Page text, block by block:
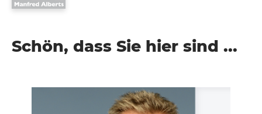
Schön, dass Sie hier sind ...